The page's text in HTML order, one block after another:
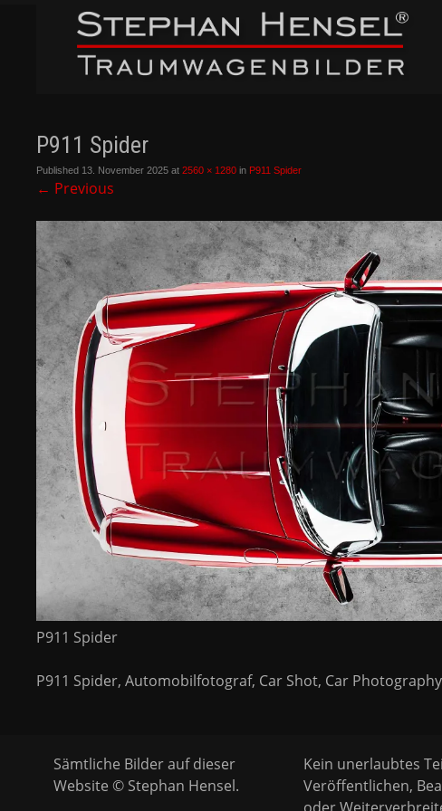
P911 Spider
Published 13. November 2025 at2560 × 1280 in P911 Spider
← Previous
P911 Spider
P911 Spider, Automobilfotograf, Car Shot, Car
Sämtliche Bilder auf dieser
Website © Stephan Hensel.
Kein unerlaubtes
Veröffentlichen,